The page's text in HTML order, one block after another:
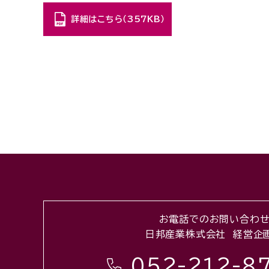
詳細はこちら（357KB）
お電話でのお問い合わせ
日邦産業株式会社 経営企